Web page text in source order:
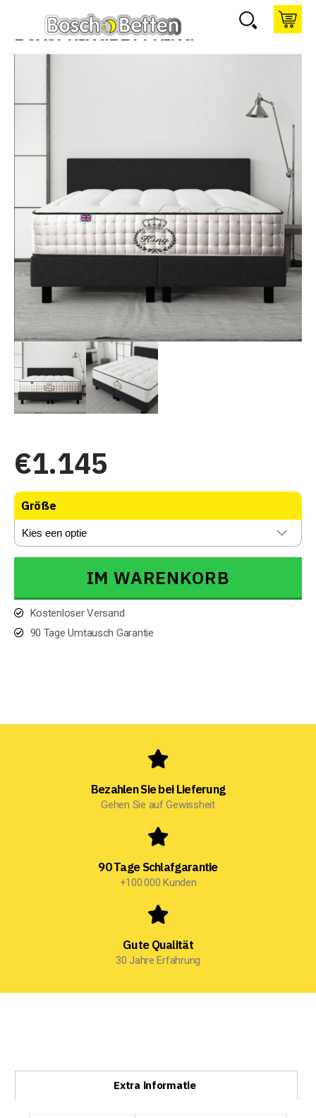
BOXSPRINGBETT KING
€1.145
Größe
IM WARENKORB
Kostenloser Versand
90 Tage Umtausch Garantie
Bezahlen Sie bei Lieferung
Gehen Sie auf Gewissheit
90 Tage Schlafgarantie
+100.000 Kunden
Gute Qualität
30 Jahre Erfahrung
Extra informatie